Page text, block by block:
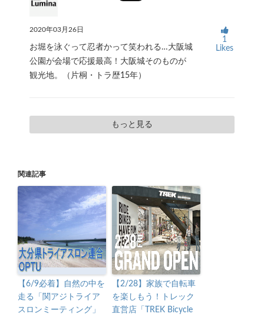
2020年03月26日
お堀を泳ぐって忍者かって笑われる…大阪城
公園が会場で応援最高！大阪城そのものが
観光地。（片桐・トラ歴15年）
1
Likes
もっと見る
関連記事
【6/9必着】自然の中を
走る「関アジトライア
スロンミーティング」
【2/28】家族で自転車
を楽しもう！トレック
直営店「TREK Bicycle